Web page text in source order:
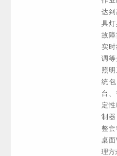
达
具
故
实
调
照
统
台
定
制
整
桌
理方